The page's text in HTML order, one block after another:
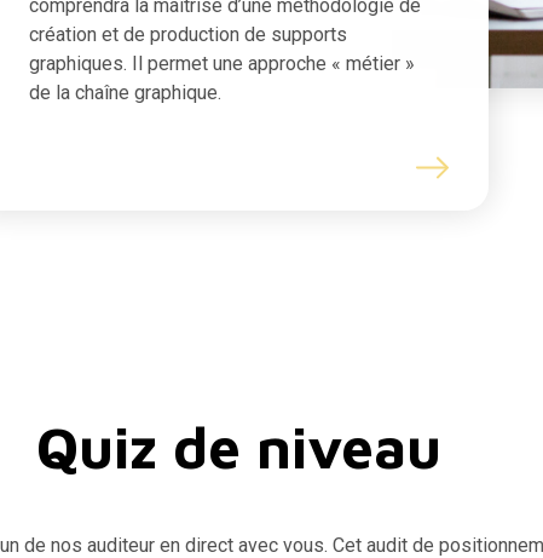
comprendra la maîtrise d’une méthodologie de
création et de production de supports
graphiques. Il permet une approche « métier »
de la chaîne graphique.
Quiz de niveau
de nos auditeur en direct avec vous. Cet audit de